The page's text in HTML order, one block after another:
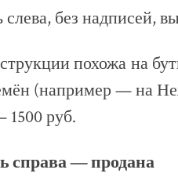
без надписей,
похожа на
(например — на
руб.
справа — продана